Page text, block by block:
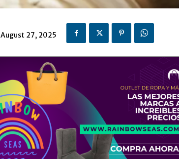
August 27, 2025